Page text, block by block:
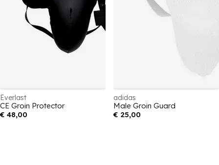
Everlast
CE Groin Protector
€ 48,00
adidas
Male Groin Guard
€ 25,00